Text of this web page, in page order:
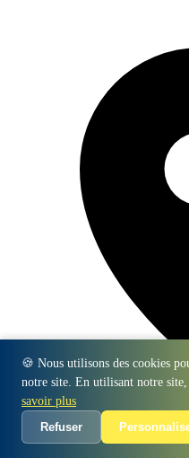
🍪 Nous utilisons des cookies
notre site. En utilisant notre site,
savoir plus
Refuser
3 Rue Victor Hugo, 64100